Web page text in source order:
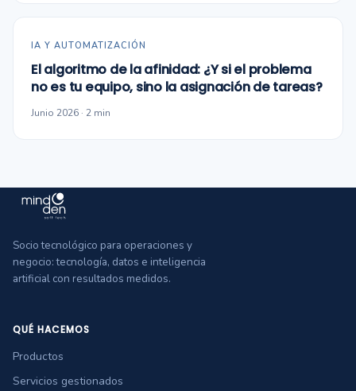
IA Y AUTOMATIZACIÓN
El algoritmo de la afinidad: ¿Y si el problema
no es tu equipo, sino la asignación de tareas?
Junio 2026 · 2 min
Socio tecnológico para operaciones y
negocio: tecnología, datos e inteligencia
artificial con resultados medidos.
QUÉ HACEMOS
Productos
Servicios gestionados